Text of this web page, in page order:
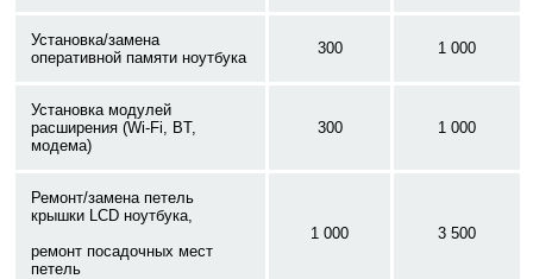
Установка/замена
оперативной памяти ноутбука
300 1 000
Установка модулей
расширения (Wi-Fi, BT,
модема)
300 1 000
Ремонт/замена петель
крышки LCD ноутбука,
ремонт посадочных мест
петель
1 000 3 500